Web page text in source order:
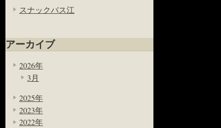
スナックバス江
アーカイブ
2026年
3月
2025年
2023年
2022年